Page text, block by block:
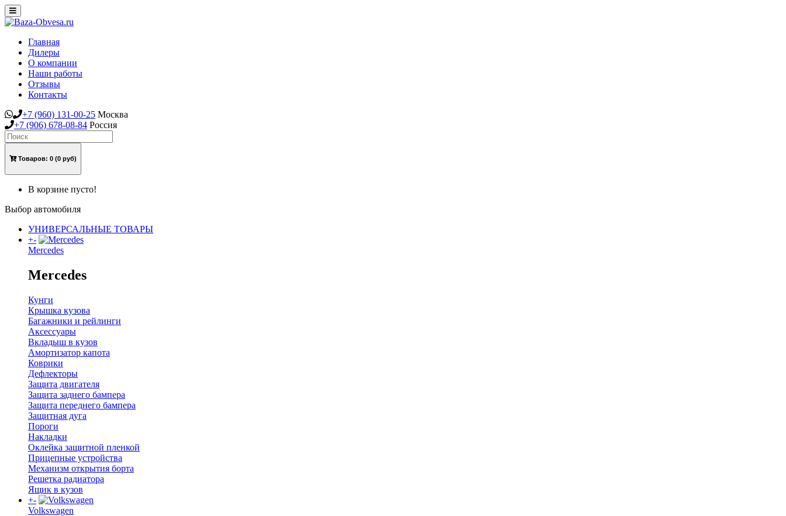
Toggle
navigation
Главная
Дилеры
О компании
Наши работы
Отзывы
Контакты
+7 (960) 131-00-25 Москва
+7 (906) 678-08-84 Россия
Товаров: 0 (0 руб)
В корзине пусто!
Выбор автомобиля
УНИВЕРСАЛЬНЫЕ ТОВАРЫ
+-
Mercedes
Mercedes
Кунги
Крышка кузова
Багажники и рейлинги
Аксессуары
Вкладыш в кузов
Амортизатор капота
Коврики
Дефлекторы
Защита двигателя
Защита заднего бампера
Защита переднего бампера
Защитная дуга
Пороги
Накладки
Оклейка защитной пленкой
Прицепные устройства
Механизм открытия борта
Решетка радиатора
Ящик в кузов
+-
Volkswagen